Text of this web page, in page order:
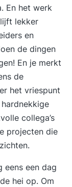
En het werk
lekker
en
de dingen
En je merkt
de
het vriespunt
collega’s
projecten die
eens een dag
hei op. Om